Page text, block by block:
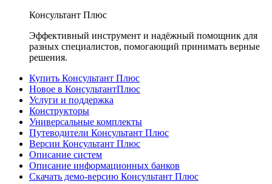
Консультант Плюс
Эффективный инструмент и надёжный помощник для
разных специалистов, помогающий принимать верные
решения.
Купить Консультант Плюс
Новое в КонсультантПлюс
Услуги и поддержка
Конструкторы
Универсальные комплекты
Путеводители Консультант Плюс
Версии Консультант Плюс
Описание систем
Описание информационных банков
Скачать демо-версию Консультант Плюс